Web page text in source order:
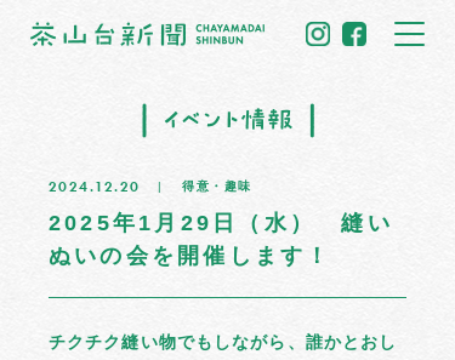
トップ
住民だより
イベント情報
募集掲示板
2024.12.20 得意・趣味
2025年1月29日（水） 縫い
ぬいの会を開催します！
チクチク縫い物でもしながら、誰かとおし